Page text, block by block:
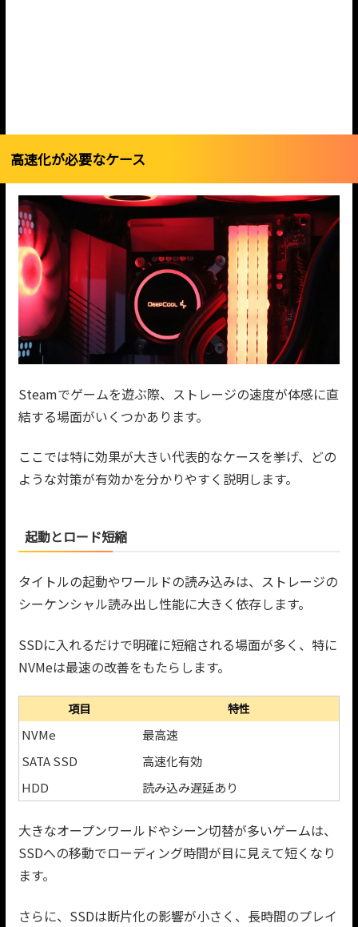
高速化が必要なケース
Steamでゲームを遊ぶ際、ストレージの速度が体感に直
結する場面がいくつかあります。
ここでは特に効果が大きい代表的なケースを挙げ、どの
ような対策が有効かを分かりやすく説明します。
起動とロード短縮
タイトルの起動やワールドの読み込みは、ストレージの
シーケンシャル読み出し性能に大きく依存します。
SSDに入れるだけで明確に短縮される場面が多く、特に
NVMeは最速の改善をもたらします。
項目 特性
NVMe
最高速
SATA SSD
高速化有効
HDD
読み込み遅延あり
大きなオープンワールドやシーン切替が多いゲームは、
SSDへの移動でローディング時間が目に見えて短くなり
ます。
さらに、SSDは断片化の影響が小さく、長時間のプレイ